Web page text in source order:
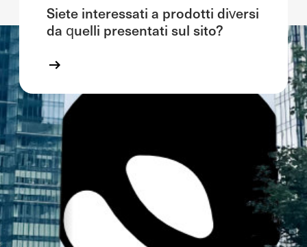
Siete interessati a prodotti diversi
da quelli presentati sul sito?